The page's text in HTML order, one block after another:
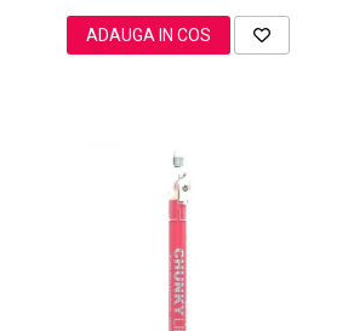
ADAUGA IN COS